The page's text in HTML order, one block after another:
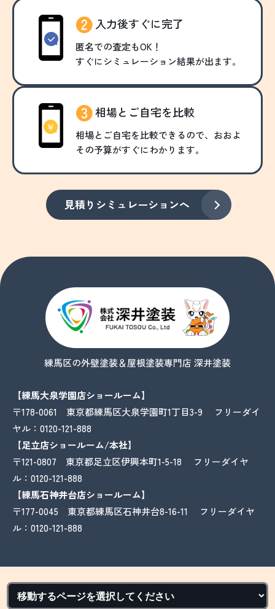
入力後すぐに完了
匿名での査定もOK！
すぐにシミュレーション結果が出ます。
相場とご自宅を比較
相場とご自宅を比較できるので、おおよ
その予算がすぐにわかります。
見積りシミュレーションへ
練馬区の外壁塗装＆屋根塗装専門店 深井塗装
【練馬大泉学園店ショールーム】
〒178-0061 東京都練馬区大泉学園町1丁目3-9 フリーダイ
ヤル： 0120-121-888
【足立店ショールーム/本社】
〒121-0807 東京都足立区伊興本町1-5-18 フリーダイヤ
ル： 0120-121-888
【練馬石神井台店ショールーム】
〒177-0045 東京都練馬区石神井台8-16-11 フリーダイヤ
ル： 0120-121-888